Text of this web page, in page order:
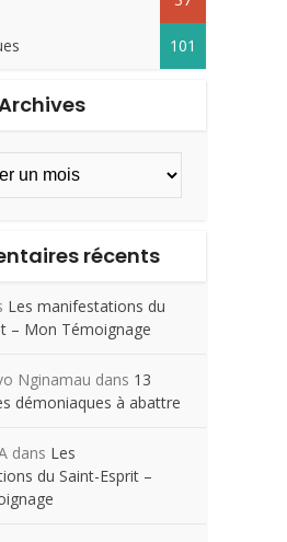
101
récents
Les manifestations du
– Mon Témoignage
Nginamau dans 13
démoniaques à abattre
dans Les
du Saint-Esprit –